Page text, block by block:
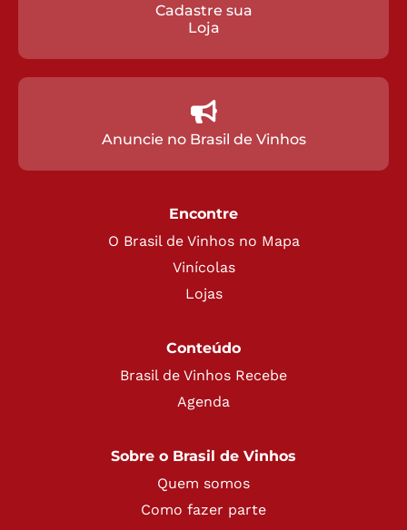
Cadastre sua
Loja
Anuncie no Brasil de Vinhos
Encontre
O Brasil de Vinhos no Mapa
Vinícolas
Lojas
Conteúdo
Brasil de Vinhos Recebe
Agenda
Sobre o Brasil de Vinhos
Quem somos
Como fazer parte